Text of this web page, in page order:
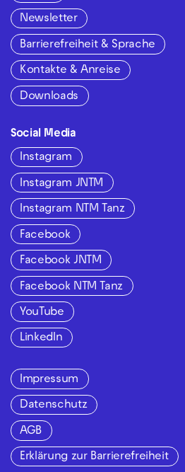
Newsletter
Barrierefreiheit & Sprache
Kontakte & Anreise
Downloads
Social Media
Instagram
Instagram JNTM
Instagram NTM Tanz
Facebook
Facebook JNTM
Facebook NTM Tanz
YouTube
LinkedIn
Impressum
Datenschutz
AGB
Erklärung zur Barrierefreiheit